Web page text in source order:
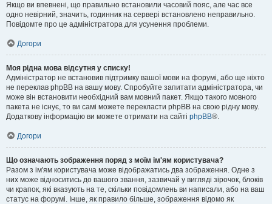
Якщо ви впевнені, що правильно встановили часовий пояс, але час все
одно невірний, значить, годинник на сервері встановлено неправильно.
Повідомте про це адміністратора для усунення проблеми.
Догори
Моя рідна мова відсутня у списку!
Адміністратор не встановив підтримку вашої мови на форумі, або ще ніхто
не переклав phpBB на вашу мову. Спробуйте запитати адміністратора, чи
може він встановити необхідний вам мовний пакет. Якщо такого мовного
пакета не існує, то ви самі можете перекласти phpBB на свою рідну мову.
Додаткову інформацію ви можете отримати на сайті phpBB®.
Догори
Що означають зображення поряд з моїм ім'ям користувача?
Разом з ім'ям користувача може відображатись два зображення. Одне з
них може відноситись до вашого звання, зазвичай у вигляді зірочок, блоків
чи крапок, які вказують на те, скільки повідомлень ви написали, або на ваш
статус на форумі. Інше, як правило більше, зображення відомо як